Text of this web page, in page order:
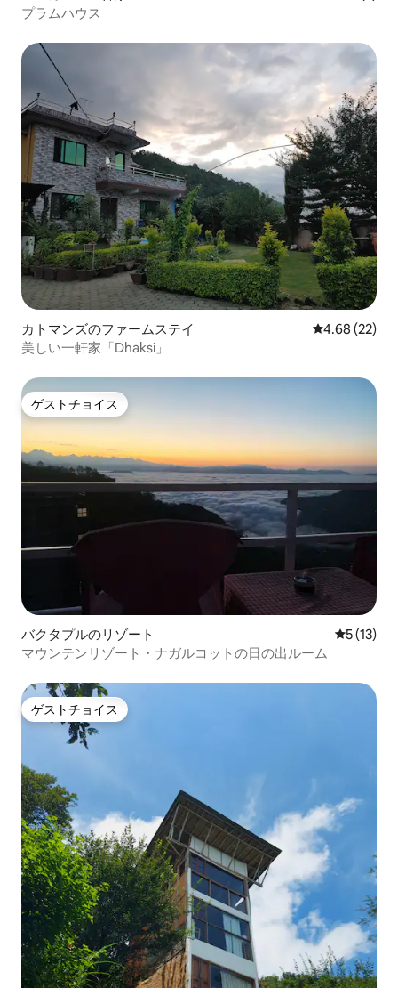
プラムハウス
カトマンズのファームステイ レビュー22
4.68 (22)
美しい一軒家「Dhaksi」
ゲストチョイス
ゲストチョイス
バクタプルのリゾート レビュー
5 (13)
マウンテンリゾート・ナガルコットの日の出ルーム
ゲストチョイス
ゲストチョイス